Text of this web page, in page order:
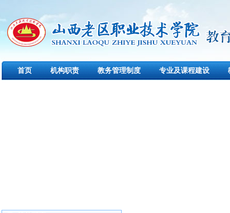
首页 机构职责 教务管理制度 专业及课程建设